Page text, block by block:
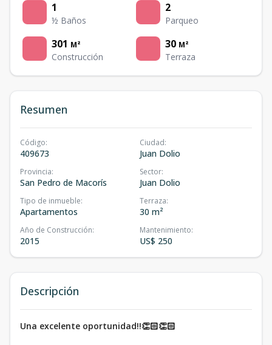
1
½ Baños
2
Parqueo
301 M²
Construcción
30 M²
Terraza
Resumen
Código:
409673
Ciudad:
Juan Dolio
Provincia:
San Pedro de Macorís
Sector:
Juan Dolio
Tipo de inmueble:
Apartamentos
Terraza:
30 m²
Año de Construcción:
2015
Mantenimiento:
US$ 250
Descripción
Una excelente oportunidad!!👏🏻👏🏻